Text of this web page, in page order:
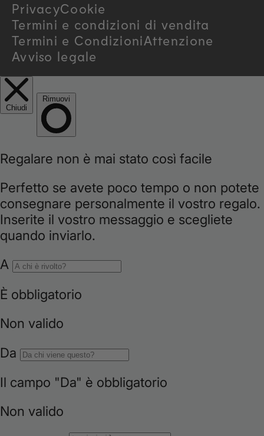
y
/
r
e
g
i
o
n
PrivacyCookie
Termini e condizioni di vendita
Termini e CondizioniAttenzione
Avviso legale